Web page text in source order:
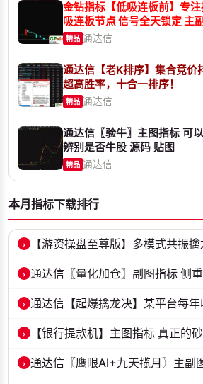
金钻指标【低吸连板前】专
吸连板节点 信号全天锁定 主
精品 通达信
通达信【老K排序】集合竞价
超高胜率，十合一排序！
精品 通达信
通达信〖验牛〗主图指标 可
辨别是否牛股 源码 贴图
精品 通达信
本月指标下载排行
›
›
›
›
›